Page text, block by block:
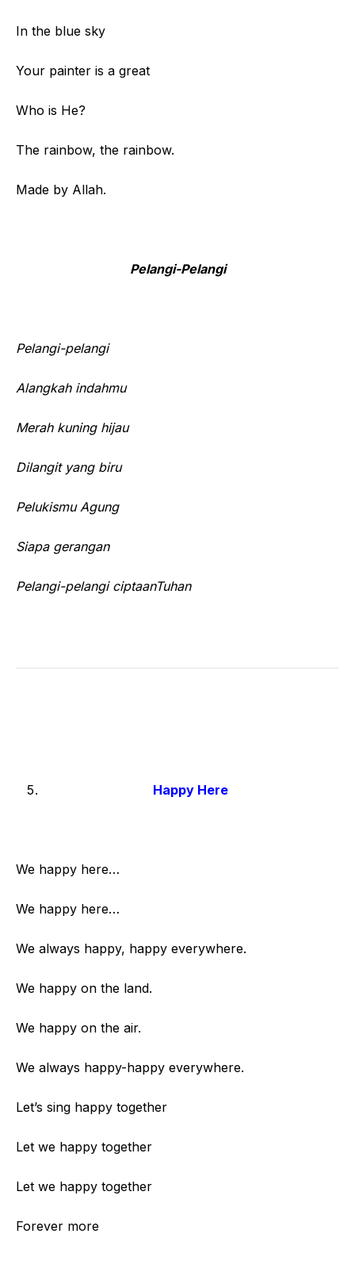
In the blue sky
Your painter is a great
Who is He?
The rainbow, the rainbow.
Made by Allah.
Pelangi-Pelangi
Pelangi-pelangi
Alangkah indahmu
Merah kuning hijau
Dilangit yang biru
Pelukismu Agung
Siapa gerangan
Pelangi-pelangi ciptaanTuhan
Happy Here
We happy here…
We happy here…
We always happy, happy everywhere.
We happy on the land.
We happy on the air.
We always happy-happy everywhere.
Let’s sing happy together
Let we happy together
Let we happy together
Forever more